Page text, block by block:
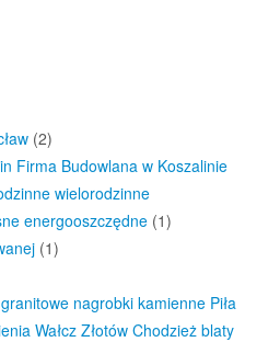
(2)
Firma Budowlana w Koszalinie
wielorodzinne
energooszczędne (1)
(1)
nagrobki kamienne Piła
Wałcz Złotów Chodzież blaty